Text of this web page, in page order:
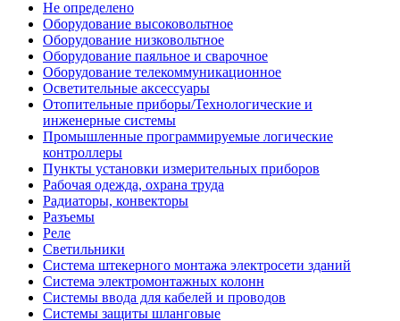
Не определено
Оборудование высоковольтное
Оборудование низковольтное
Оборудование паяльное и сварочное
Оборудование телекоммуникационное
Осветительные аксессуары
Отопительные приборы/Технологические и
инженерные системы
Промышленные программируемые логические
контроллеры
Пункты установки измерительных приборов
Рабочая одежда, охрана труда
Радиаторы, конвекторы
Разъемы
Реле
Светильники
Система штекерного монтажа электросети зданий
Система электромонтажных колонн
Системы ввода для кабелей и проводов
Системы защиты шланговые